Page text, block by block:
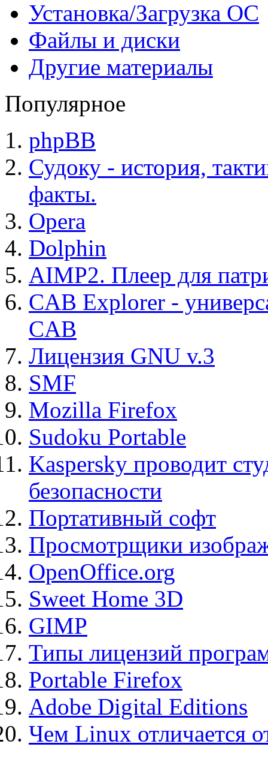
Установка/Загрузка ОС
Файлы и диски
Другие материалы
Популярное
phpBB
Судоку - история,
факты.
Opera
Dolphin
AIMP2. Плеер для
CAB Explorer -
CAB
Лицензия GNU v.3
SMF
Mozilla Firefox
Sudoku Portable
Kaspersky проводит
безопасности
Портативный софт
Просмотрщики
OpenOffice.org
Sweet Home 3D
GIMP
Типы лицензий
Portable Firefox
Adobe Digital Editions
Чем Linux отличается